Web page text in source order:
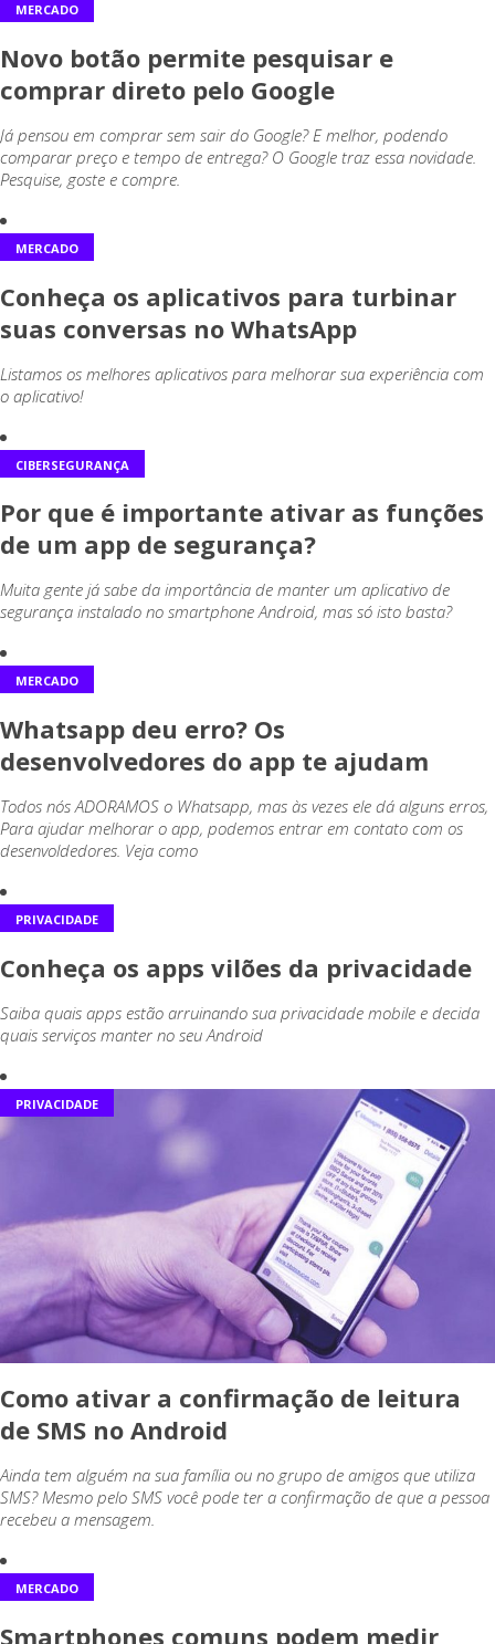
MERCADO
Novo botão permite pesquisar e
comprar direto pelo Google
Já pensou em comprar sem sair do Google? E melhor, podendo
comparar preço e tempo de entrega? O Google traz essa novidade.
Pesquise, goste e compre.
MERCADO
Conheça os aplicativos para turbinar
suas conversas no WhatsApp
Listamos os melhores aplicativos para melhorar sua experiência com
o aplicativo!
CIBERSEGURANÇA
Por que é importante ativar as funções
de um app de segurança?
Muita gente já sabe da importância de manter um aplicativo de
segurança instalado no smartphone Android, mas só isto basta?
MERCADO
Whatsapp deu erro? Os
desenvolvedores do app te ajudam
Todos nós ADORAMOS o Whatsapp, mas às vezes ele dá alguns erros,
Para ajudar melhorar o app, podemos entrar em contato com os
desenvoldedores. Veja como
PRIVACIDADE
Conheça os apps vilões da privacidade
Saiba quais apps estão arruinando sua privacidade mobile e decida
quais serviços manter no seu Android
PRIVACIDADE
Como ativar a confirmação de leitura
de SMS no Android
Ainda tem alguém na sua família ou no grupo de amigos que utiliza
SMS? Mesmo pelo SMS você pode ter a confirmação de que a pessoa
recebeu a mensagem.
MERCADO
Smartphones comuns podem medir